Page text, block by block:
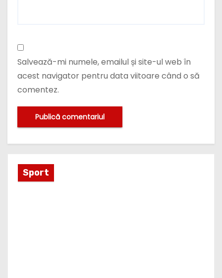
Salvează-mi numele, emailul și site-ul web în
acest navigator pentru data viitoare când o să
comentez.
Sport